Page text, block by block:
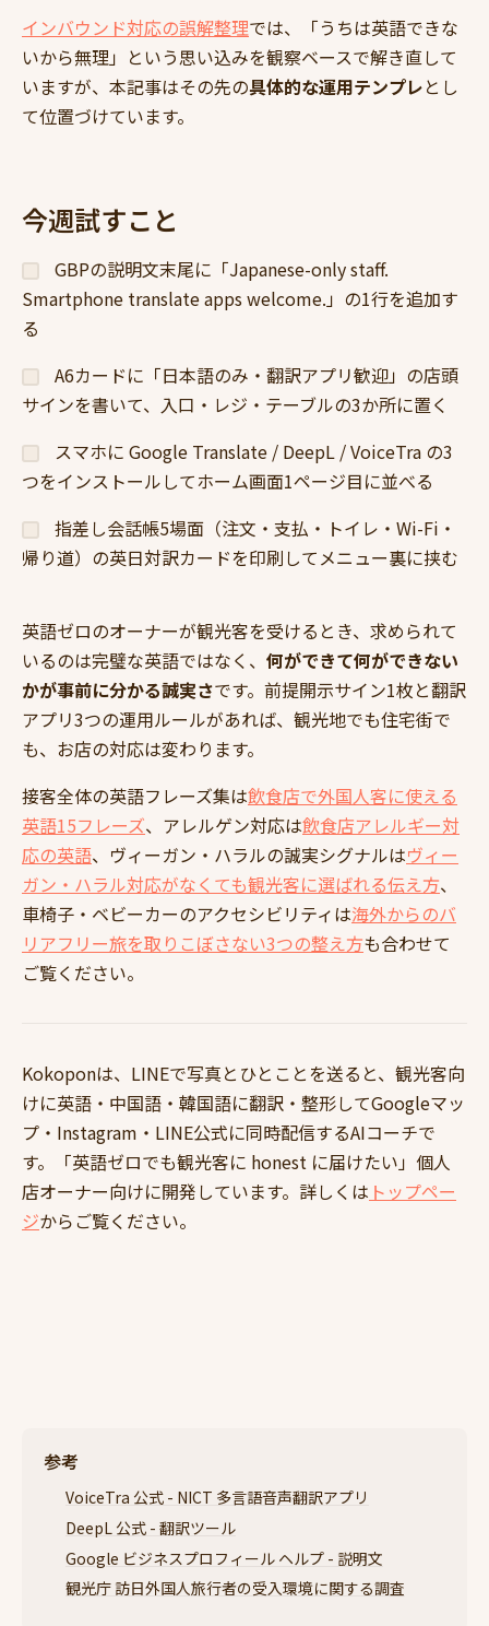
インバウンド対応の誤解整理では、「うちは英語できな
いから無理」という思い込みを観察ベースで解き直して
いますが、本記事はその先の具体的な運用テンプレとし
て位置づけています。
今週試すこと
GBPの説明文末尾に「Japanese-only staff.
Smartphone translate apps welcome.」の1行を追加す
る
A6カードに「日本語のみ・翻訳アプリ歓迎」の店頭
サインを書いて、入口・レジ・テーブルの3か所に置く
スマホに Google Translate / DeepL / VoiceTra の3
つをインストールしてホーム画面1ページ目に並べる
指差し会話帳5場面（注文・支払・トイレ・Wi-Fi・
帰り道）の英日対訳カードを印刷してメニュー裏に挟む
英語ゼロのオーナーが観光客を受けるとき、求められて
いるのは完璧な英語ではなく、 何ができて何ができない
かが事前に分かる誠実さです。前提開示サイン1枚と翻訳
アプリ3つの運用ルールがあれば、観光地でも住宅街で
も、お店の対応は変わります。
接客全体の英語フレーズ集は飲食店で外国人客に使える
英語15フレーズ、アレルゲン対応は飲食店アレルギー対
応の英語、ヴィーガン・ハラルの誠実シグナルはヴィー
ガン・ハラル対応がなくても観光客に選ばれる伝え方、
車椅子・ベビーカーのアクセシビリティは海外からのバ
リアフリー旅を取りこぼさない3つの整え方も合わせて
ご覧ください。
Kokoponは、LINEで写真とひとことを送ると、観光客向
けに英語・中国語・韓国語に翻訳・整形してGoogleマッ
プ・Instagram・LINE公式に同時配信するAIコーチで
す。「英語ゼロでも観光客に honest に届けたい」個人
店オーナー向けに開発しています。詳しくは トップペー
ジからご覧ください。
参考
VoiceTra 公式 - NICT 多言語音声翻訳アプリ
DeepL 公式 - 翻訳ツール
Google ビジネスプロフィール ヘルプ - 説明文
観光庁 訪日外国人旅行者の受入環境に関する調査